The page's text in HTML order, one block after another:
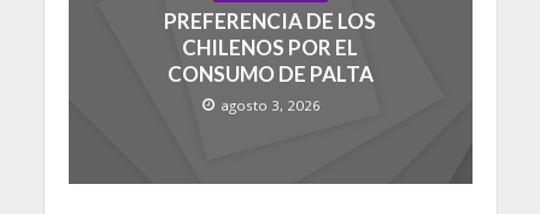
PREFERENCIA DE LOS
CHILENOS POR EL
CONSUMO DE PALTA
agosto 3, 2026